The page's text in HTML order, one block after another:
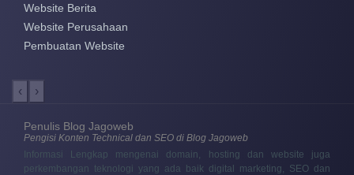
Website Berita
Website Perusahaan
Pembuatan Website
‹ ›
Penulis Blog Jagoweb
Pengisi Konten Technical dan SEO di Blog Jagoweb
Informasi Lengkap mengenai domain, hosting dan website juga
perkembangan teknologi yang ada baik digital marketing, SEO dan